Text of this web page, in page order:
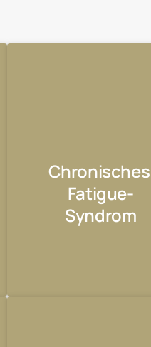
Chronisches
Fatigue-
Syndrom